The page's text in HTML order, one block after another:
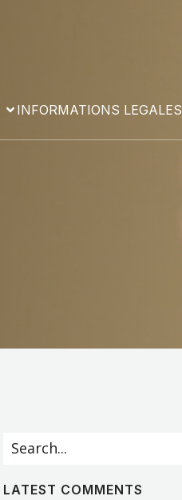
INFORMATIONS LEGALES
LATEST COMMENTS